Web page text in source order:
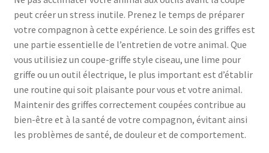
peut créer un stress inutile. Prenez le temps de préparer
votre compagnon à cette expérience. Le soin des griffes est
une partie essentielle de l’entretien de votre animal. Que
vous utilisiez un coupe-griffe style ciseau, une lime pour
griffe ou un outil électrique, le plus important est d’établir
une routine qui soit plaisante pour vous et votre animal.
Maintenir des griffes correctement coupées contribue au
bien-être et à la santé de votre compagnon, évitant ainsi
les problèmes de santé, de douleur et de comportement.